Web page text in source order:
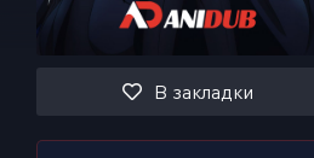
В закладки